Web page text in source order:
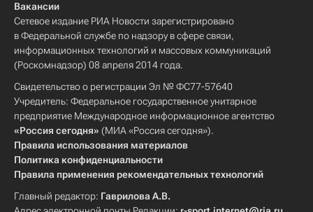
Вакансии
Сетевое издание РИА Новости зарегистрировано
в Федеральной службе по надзору в сфере связи,
информационных технологий и массовых коммуникаций
(Роскомнадзор) 08 апреля 2014 года.
Свидетельство о регистрации Эл № ФС77-57640
Учредитель: Федеральное государственное унитарное
предприятие Международное информационное агентство
«Россия сегодня» (МИА «Россия сегодня»).
Правила использования материалов
Политика конфиденциальности
Правила применения рекомендательных технологий
Главный редактор: Гаврилова А.В.